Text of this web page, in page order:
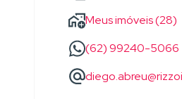
Meus imóveis (28)
(62) 99240-5066